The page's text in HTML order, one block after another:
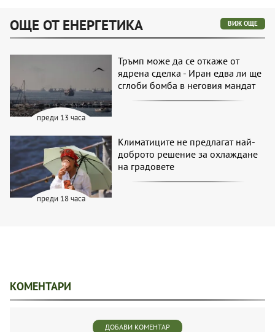
ОЩЕ ОТ ЕНЕРГЕТИКА ВИЖ ОЩЕ
преди 13 часа
Тръмп може да се откаже от
ядрена сделка - Иран едва ли ще
сглоби бомба в неговия мандат
преди 18 часа
Климатиците не предлагат най-
доброто решение за охлаждане
на градовете
КОМЕНТАРИ
ДОБАВИ КОМЕНТАР